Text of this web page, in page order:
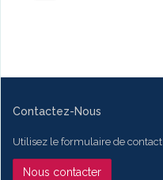
Contactez-Nous
Utilisez le formulaire de contact
Nous contacter